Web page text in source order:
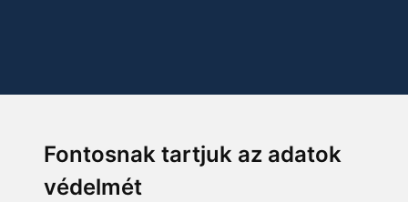
Fontosnak tartjuk az adatok
védelmét